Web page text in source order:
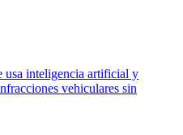
inteligencia artificial y
vehiculares sin